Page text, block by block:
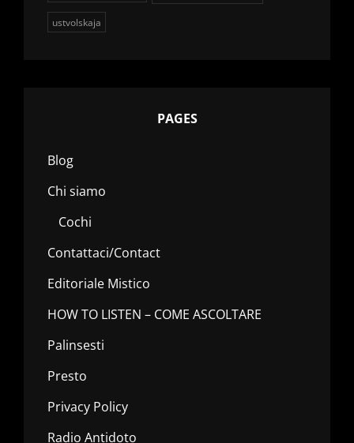
ustvolskaja
PAGES
Blog
Chi siamo
Cochi
Contattaci/Contact
Editoriale Mistico
HOW TO LISTEN – COME ASCOLTARE
Palinsesti
Presto
Privacy Policy
Radio Antidoto